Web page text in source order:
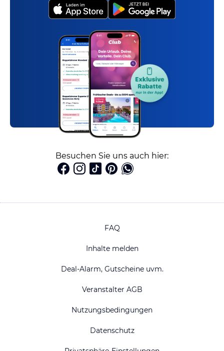
Besuchen Sie uns auch hier:
FAQ
Inhalte melden
Deal-Alarm, Gutscheine uvm.
Veranstalter AGB
Nutzungsbedingungen
Datenschutz